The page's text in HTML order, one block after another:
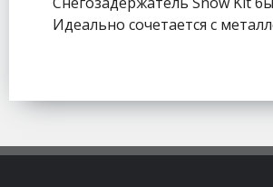
Идеально сочетается с